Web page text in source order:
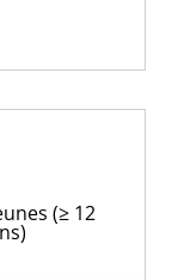
(≥ 12